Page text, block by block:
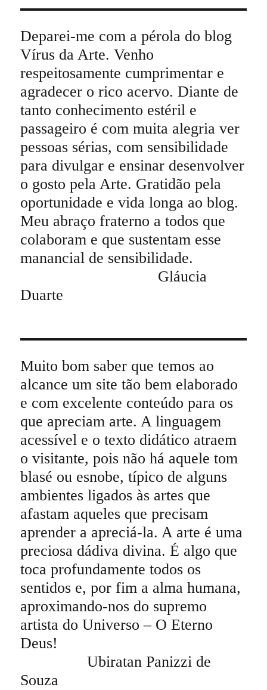
Deparei-me com a pérola do blog
Vírus da Arte. Venho
respeitosamente cumprimentar e
agradecer o rico acervo. Diante de
tanto conhecimento estéril e
passageiro é com muita alegria ver
pessoas sérias, com sensibilidade
para divulgar e ensinar desenvolver
o gosto pela Arte. Gratidão pela
oportunidade e vida longa ao blog.
Meu abraço fraterno a todos que
colaboram e que sustentam esse
manancial de sensibilidade.
Gláucia
Duarte
Muito bom saber que temos ao
alcance um site tão bem elaborado
e com excelente conteúdo para os
que apreciam arte. A linguagem
acessível e o texto didático atraem
o visitante, pois não há aquele tom
blasé ou esnobe, típico de alguns
ambientes ligados às artes que
afastam aqueles que precisam
aprender a apreciá-la. A arte é uma
preciosa dádiva divina. É algo que
toca profundamente todos os
sentidos e, por fim a alma humana,
aproximando-nos do supremo
artista do Universo – O Eterno
Deus!
Ubiratan Panizzi de
Souza